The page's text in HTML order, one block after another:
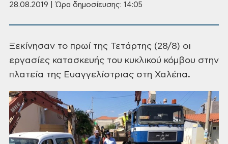
28.08.2019 | Ώρα δημοσίευσης: 14:05
Ξεκίνησαν το πρωί της Τετάρτης (28/8) οι
εργασίες κατασκευής του κυκλικού κόμβου στην
πλατεία της Ευαγγελίστριας στη Χαλέπα.